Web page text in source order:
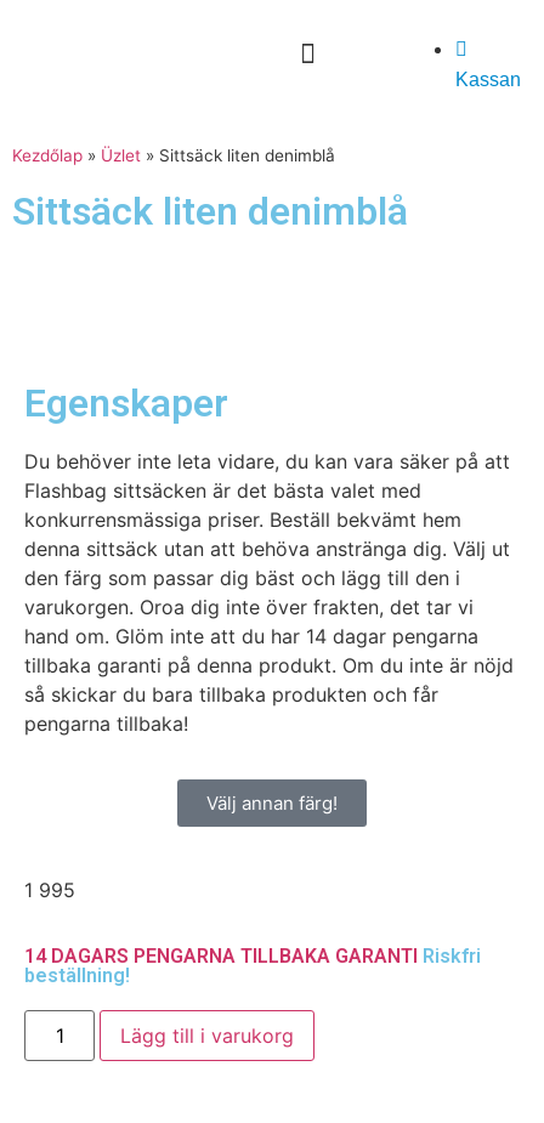
Kassan
Kezdőlap » Üzlet » Sittsäck liten denimblå
Sittsäck liten denimblå
Egenskaper
Du behöver inte leta vidare, du kan vara säker på att
Flashbag sittsäcken är det bästa valet med
konkurrensmässiga priser. Beställ bekvämt hem
denna sittsäck utan att behöva anstränga dig. Välj ut
den färg som passar dig bäst och lägg till den i
varukorgen. Oroa dig inte över frakten, det tar vi
hand om. Glöm inte att du har 14 dagar pengarna
tillbaka garanti på denna produkt. Om du inte är nöjd
så skickar du bara tillbaka produkten och får
pengarna tillbaka!
Välj annan färg!
1 995
14 DAGARS PENGARNA TILLBAKA GARANTI Riskfri
beställning!
Lägg till i varukorg